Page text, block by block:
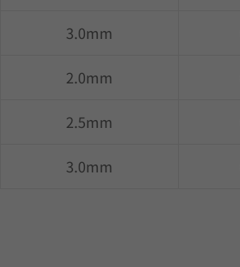
3.0mm
2.0mm
2.5mm
3.0mm